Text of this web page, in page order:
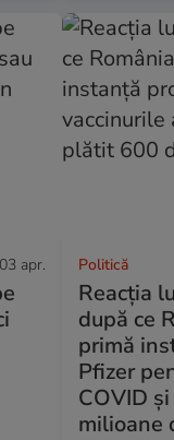
03 apr. Politică
Reacția
după ce
primă
Pfizer
COVID
milioane